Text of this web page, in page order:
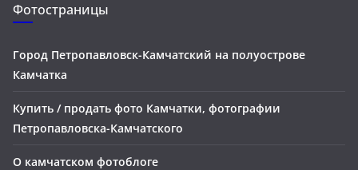
Фотостраницы
Город Петропавловск-Камчатский на полуострове
Камчатка
Купить / продать фото Камчатки, фотографии
Петропавловска-Камчатского
О камчатском фотоблоге